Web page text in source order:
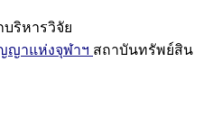
บริหารวิจัย
ญาแห่งจุฬาฯ สถาบันทรัพย์สิน